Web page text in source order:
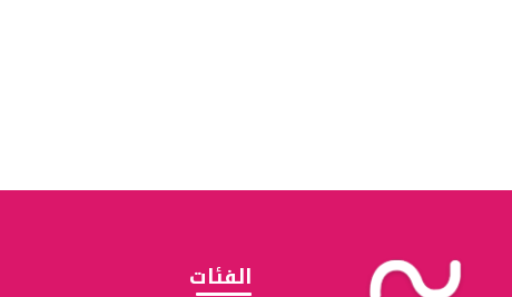
الفئات